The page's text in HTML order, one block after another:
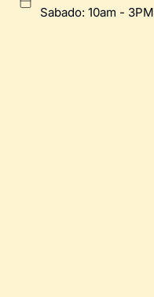
Sabado: 10am - 3PM